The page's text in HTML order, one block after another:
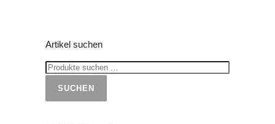
Artikel suchen
SUCHEN